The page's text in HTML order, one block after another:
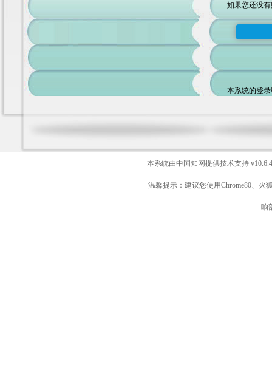
如果您还没
本系统的登
本系统由中国知网提供技术支持
温馨提示：建议您使用Chrome80、火
响